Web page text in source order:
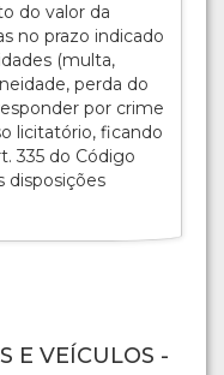
do valor da
no prazo indicado
(multa,
perda do
por crime
licitatório, ficando
335 do Código
disposições
E VEÍCULOS -